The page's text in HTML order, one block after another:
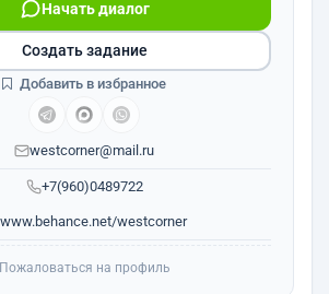
+7(960)0489722
Начать диалог
westcorner@mail.ru
www.behance.net/westcorner
Создать задание
Добавить в избранное
Пожаловаться на профиль